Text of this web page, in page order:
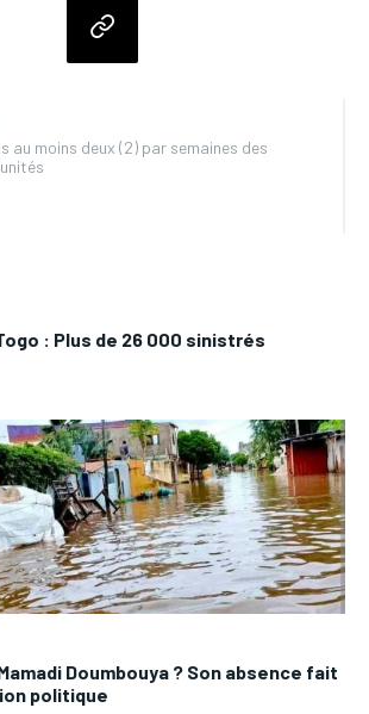
au moins deux (2) par semaines des
: Plus de 26 000 sinistrés
Doumbouya ? Son absence fait
politique